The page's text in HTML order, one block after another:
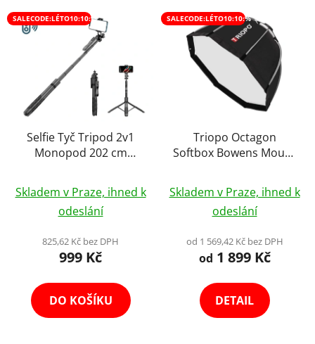
p
r
k
ů
V
ý
k
SALECODE:LÉTO10:10:%
Selfie Tyč Tripod 2v1
Monopod 202 cm
Dálk. Ovládání
hodnocení
produktu
je
4,2
5
hvězdiček.
Skladem v Praze, ihned k
odeslání
825,62 Kč bez DPH
999 Kč
DO KOŠÍKU
SALECODE:LÉTO10:10:%
Triopo Octagon
Softbox Bowens Mount
Světla Oktagon Výběr
Varianthodnocení
produktu
je
3,9
5
hvězdiček.
Skladem v Praze, ihned k
odeslání
od 1 569,42 Kč bez DPH
od 1 899 Kč
DETAIL